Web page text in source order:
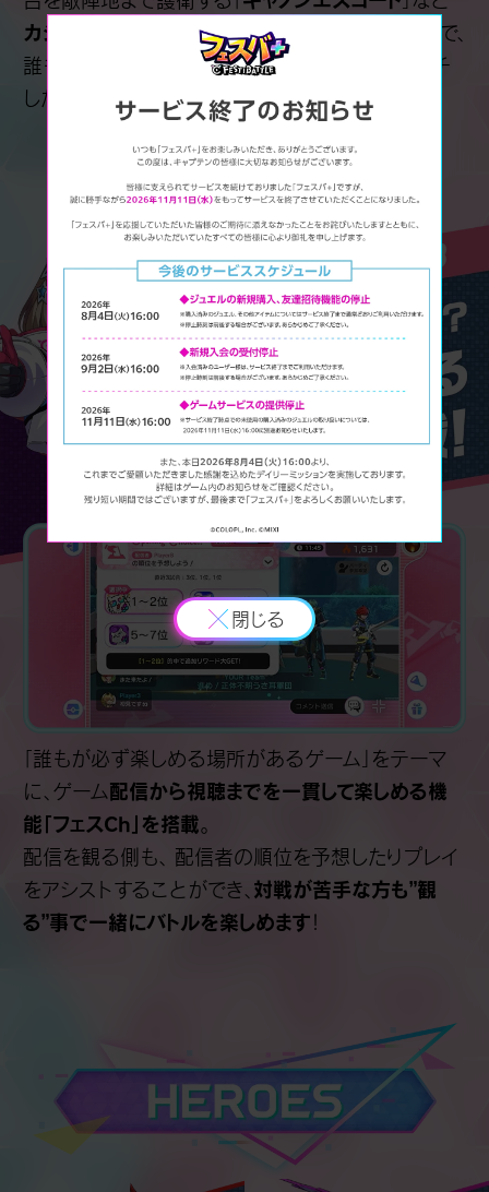
カジュアルなルールからゲーマー向けのルール
まで、
誰もが楽しめる様々なルールがあり、自分にマッチ
したルールを楽しめます。
「誰もが必ず楽しめる場所があるゲーム」をテーマ
に、ゲーム配信から視聴までを一貫して楽しめる機
能「フェスCh」を搭載。
配信を観る側も、 配信者の順位を予想したりプレイ
をアシストすることができ、 対戦が苦手な方も”観
る”事で一緒にバトルを楽しめます！
閉じる